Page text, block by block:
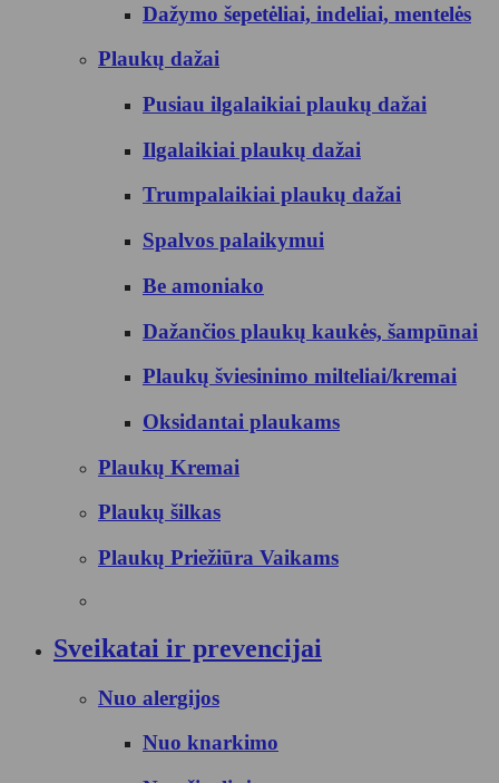
Dažymo šepetėliai, indeliai, mentelės
Plaukų dažai
Pusiau ilgalaikiai plaukų dažai
Ilgalaikiai plaukų dažai
Trumpalaikiai plaukų dažai
Spalvos palaikymui
Be amoniako
Dažančios plaukų kaukės, šampūnai
Plaukų šviesinimo milteliai/kremai
Oksidantai plaukams
Plaukų Kremai
Plaukų šilkas
Plaukų Priežiūra Vaikams
Sveikatai ir prevencijai
Nuo alergijos
Nuo knarkimo